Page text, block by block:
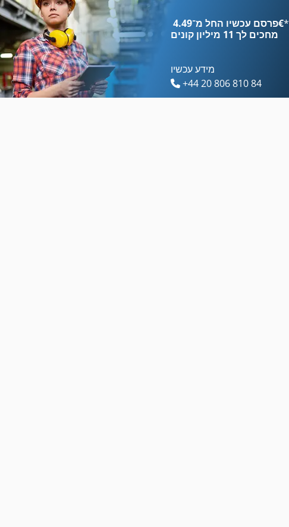
מאכיל מכונה
פרסם עכשיו החל מ־‏4.49 ‏€*
מחכים לך 11 מיליון קונים
מידע עכשיו
+44 20 806 810 84